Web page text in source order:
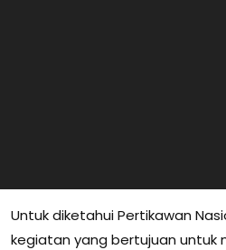
Untuk diketahui Pertikawan
kegiatan yang bertujuan untuk